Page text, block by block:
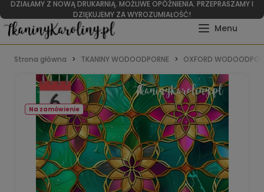
DZIAŁAMY Z NOWĄ DRUKARNIĄ. MOŻLIWE OPÓŹNIENIA. PRZEPRASZAMY I
DZIĘKUJEMY ZA WYROZUMIAŁOŚĆ!
Strona główna TKANINY WODOODPORNE OXFORD
Na zamówienie